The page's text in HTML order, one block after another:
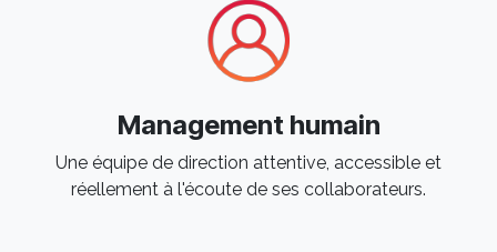
Management humain
Une équipe de direction attentive, accessible et
réellement à l'écoute de ses collaborateurs. ​